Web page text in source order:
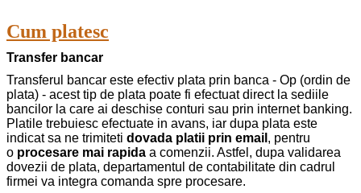
Cum platesc
Transfer bancar
Transferul bancar este efectiv plata prin banca - Op (ordin de
plata) - acest tip de plata poate fi efectuat direct la sediile
bancilor la care ai deschise conturi sau prin internet banking.
Platile trebuiesc efectuate in avans, iar dupa plata este
indicat sa ne trimiteti dovada platii prin email , pentru
o procesare mai rapida a comenzii. Astfel, dupa validarea
dovezii de plata, departamentul de contabilitate din cadrul
firmei va integra comanda spre procesare.